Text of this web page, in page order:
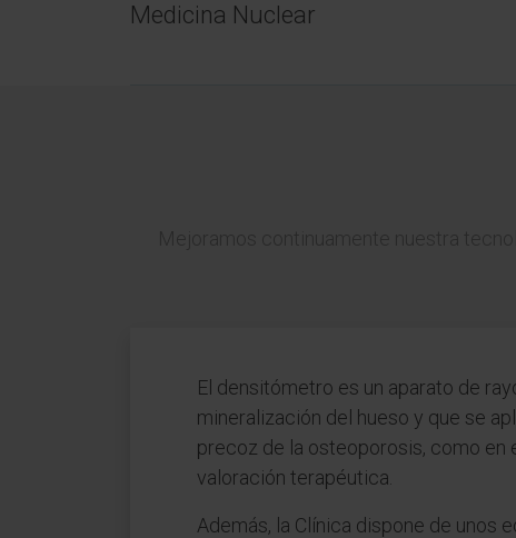
Medicina Nuclear
El densitómetro es un aparato de
mineralización del hueso y que se
precoz de la osteoporosis, como en
valoración terapéutica.
Además, la Clínica dispone de unos